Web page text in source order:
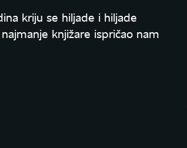
kriju se hiljade i hiljade
knjižare ispričao nam